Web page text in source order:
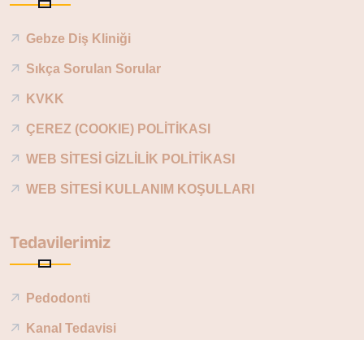
Gebze Diş Kliniği
Sıkça Sorulan Sorular
KVKK
ÇEREZ (COOKIE) POLİTİKASI
WEB SİTESİ GİZLİLİK POLİTİKASI
WEB SİTESİ KULLANIM KOŞULLARI
Tedavilerimiz
Pedodonti
Kanal Tedavisi